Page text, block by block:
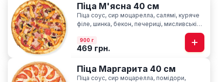
Піца М'ясна 40 см
Піца соус, сир моцарелла, салямі, куряче
філе, шинка, бекон, печериці, мисливські
900 г
469 грн.
Піца Маргарита 40 см
Піца соус, сир моцарелла, помідори,